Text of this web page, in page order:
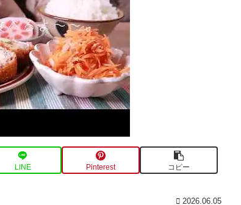
LINE Pinterest コピー
2026.06.05